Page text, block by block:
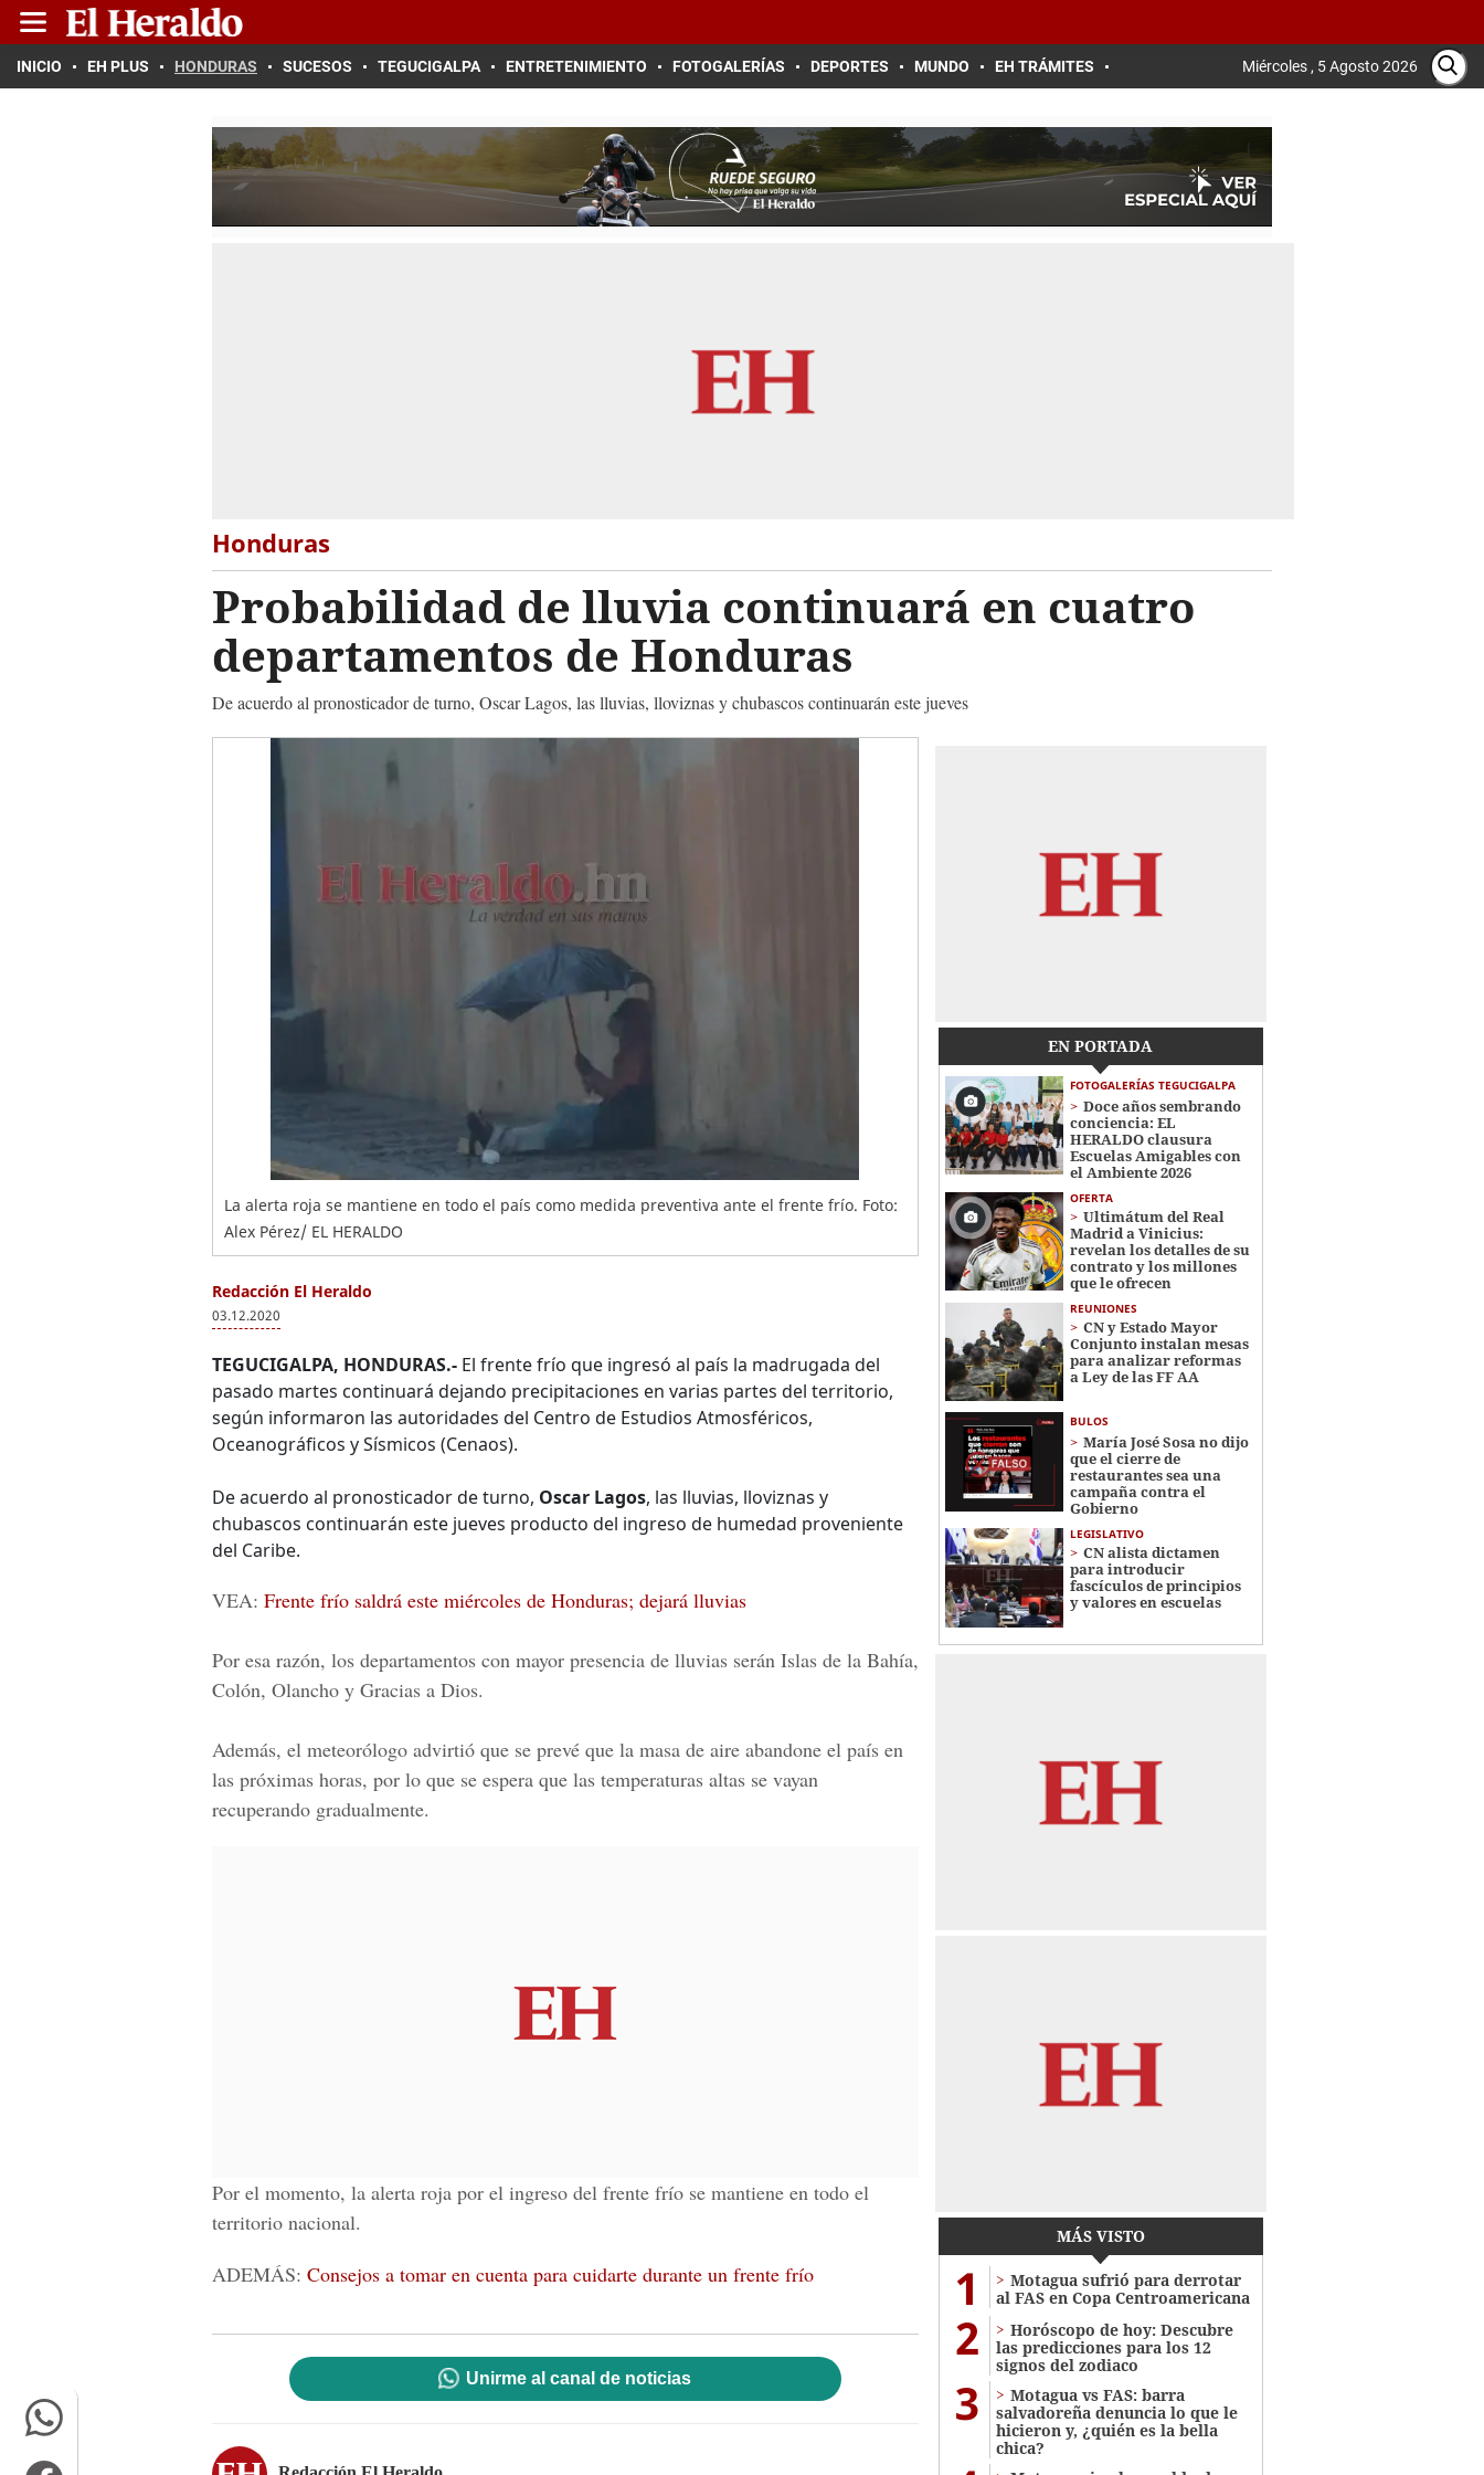
INICIO EH PLUS HONDURAS SUCESOS TEGUCIGALPA ENTRETENIMIENTO FOTOGALERÍAS DEPORTES MUNDO EH TRÁMITES Miércoles , 5 Agosto 2026
Honduras
Probabilidad de lluvia continuará en cuatro
departamentos de Honduras
De acuerdo al pronosticador de turno, Oscar Lagos, las lluvias, lloviznas y chubascos continuarán este jueves
La alerta roja se mantiene en todo el país como medida preventiva ante el frente frío. Foto:
Alex Pérez/ EL HERALDO
Redacción El Heraldo
03.12.2020
TEGUCIGALPA, HONDURAS.- El frente frío que ingresó al país la madrugada del
pasado martes continuará dejando precipitaciones en varias partes del territorio,
según informaron las autoridades del Centro de Estudios Atmosféricos,
Oceanográficos y Sísmicos (Cenaos).
De acuerdo al pronosticador de turno, Oscar Lagos, las lluvias, lloviznas y
chubascos continuarán este jueves producto del ingreso de humedad proveniente
del Caribe.
VEA: Frente frío saldrá este miércoles de Honduras; dejará lluvias
Por esa razón, los departamentos con mayor presencia de lluvias serán Islas de la Bahía,
Colón, Olancho y Gracias a Dios.
Además, el meteorólogo advirtió que se prevé que la masa de aire abandone el país en
las próximas horas, por lo que se espera que las temperaturas altas se vayan
recuperando gradualmente.
Por el momento, la alerta roja por el ingreso del frente frío se mantiene en todo el
territorio nacional.
ADEMÁS: Consejos a tomar en cuenta para cuidarte durante un frente frío
Unirme al canal de noticias
EN PORTADA
FOTOGALERÍAS TEGUCIGALPA
Doce años sembrando
conciencia: EL
HERALDO clausura
Escuelas Amigables con
el Ambiente 2026
OFERTA
Ultimátum del Real
Madrid a Vinicius:
revelan los detalles de su
contrato y los millones
que le ofrecen
REUNIONES
CN y Estado Mayor
Conjunto instalan mesas
para analizar reformas
a Ley de las FF AA
BULOS
María José Sosa no dijo
que el cierre de
restaurantes sea una
campaña contra el
Gobierno
LEGISLATIVO
CN alista dictamen
para introducir
fascículos de principios
y valores en escuelas
MÁS VISTO
1
Motagua sufrió para derrotar
al FAS en Copa Centroamericana
2
Horóscopo de hoy: Descubre
las predicciones para los 12
signos del zodiaco
3
Motagua vs FAS: barra
salvadoreña denuncia lo que le
hicieron y, ¿quién es la bella
chica?